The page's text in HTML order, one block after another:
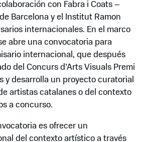
con Fabra i Coats –
Barcelona y el Institut Ramon
internacionales. En el marco
abre una convocatoria para
internacional, que después
del Concurs d’Arts Visuals Premi
y desarrolla un proyecto curatorial
artistas catalanes o del contexto
a concurso.
es ofrecer un
del contexto artístico a través